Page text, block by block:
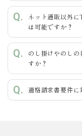
ネット通販以外
は可能ですか？
のし掛けやのし
すか？
適格請求書要件に